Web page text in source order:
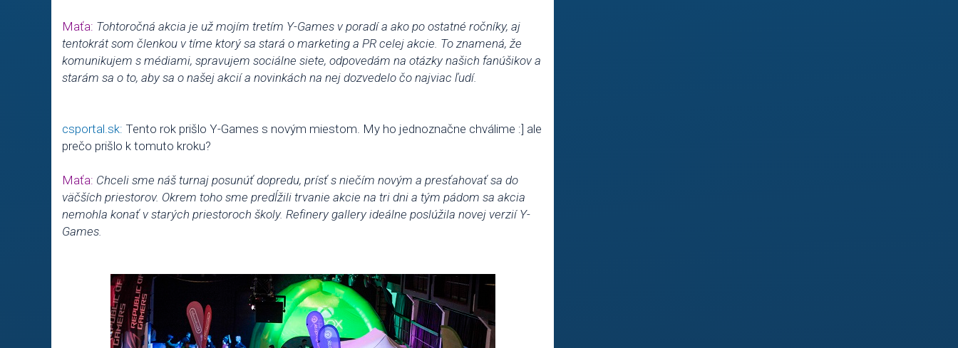
Maťa: Tohtoročná akcia je už mojím tretím Y-Games v poradí a ako po ostatné ročníky, aj
tentokrát som členkou v tíme ktorý sa stará o marketing a PR celej akcie. To znamená, že
komunikujem s médiami, spravujem sociálne siete, odpovedám na otázky našich fanúšikov a
starám sa o to, aby sa o našej akcií a novinkách na nej dozvedelo čo najviac ľudí.
csportal.sk: Tento rok prišlo Y-Games s novým miestom. My ho jednoznačne chválime :] ale
prečo prišlo k tomuto kroku?
Maťa: Chceli sme náš turnaj posunúť dopredu, prísť s niečím novým a presťahovať sa do
väčších priestorov. Okrem toho sme predĺžili trvanie akcie na tri dni a tým pádom sa akcia
nemohla konať v starých priestoroch školy. Refinery gallery ideálne poslúžila novej verzií Y-
Games.